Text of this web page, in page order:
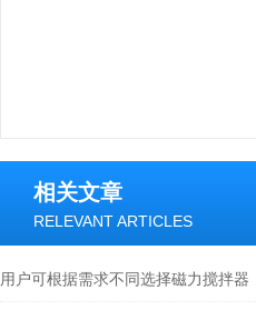
相关文章
RELEVANT ARTICLES
用户可根据需求不同选择磁力搅拌器